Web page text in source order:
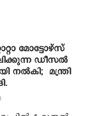
മോട്ടോഴ്സ്
ഡീസല്‍
നൽകി; മന്ത്രി